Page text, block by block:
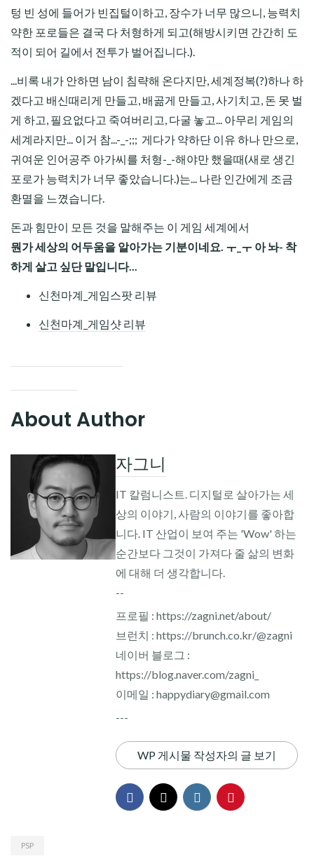
텅 빈 성에 들어가 빈집털이하고, 장수가 너무 많으니, 능력치
약한 포로들은 결국 다 처형하게 되고(해방시키면 간간히 도
적이 되어 길에서 전투가 벌어집니다.).
...비록 내가 안하면 남이 침략해 온다지만, 세계정복(?)하나 하
겠다고 배신때리게 만들고, 배곪게 만들고, 사기치고, 돈 못 벌
게 하고, 필요없다고 죽여버리고, 다굴 놓고... 아무리 게임의
세계라지만... 이거 참...-_-;;; 게다가 약하단 이유 하나 만으로,
귀여운 인어공주 아가씨를 처형-_-해야만 했을때(새로 생긴
포로가 능력치가 너무 좋았습니다.)는... 나란 인간에게 조금
환멸을 느꼈습니다.
돈과 힘만이 모든 것을 말해주는 이 게임 세계에서
뭔가 세상의 어두움을 알아가는 기분이네요. ㅜ_ㅜ 아 놔- 착
하게 살고 싶단 말입니다...
신천마계_게임스팟 리뷰
신천마계_게임샷 리뷰
About Author
자그니
IT 칼럼니스트. 디지털로 살아가는 세
상의 이야기, 사람의 이야기를 좋아합
니다. IT 산업이 보여 주는 'Wow' 하는
순간보다 그것이 가져다 줄 삶의 변화
에 대해 더 생각합니다.
--
프로필 : https://zagni.net/about/
브런치 : https://brunch.co.kr/@zagni
네이버 블로그 :
https://blog.naver.com/zagni_
이메일 : happydiary@gmail.com
---
WP 게시물 작성자의 글 보기
PSP